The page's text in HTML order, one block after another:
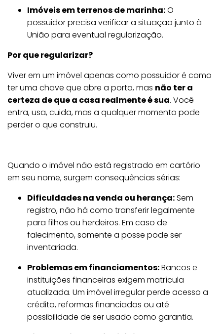
Imóveis em terrenos de marinha:O
possuidor precisa verificar a situação junto à
União para eventual regularização.
Por que regularizar?
Viver em um imóvel apenas como possuidor é como
ter uma chave que abre a porta, mas não ter a
certeza de que a casa realmente é sua. Você
entra, usa, cuida, mas a qualquer momento pode
perder o que construiu.
Quando o imóvel não está registrado em cartório
em seu nome, surgem consequências sérias:
Dificuldades na venda ou herança:Sem
registro, não há como transferir legalmente
para filhos ou herdeiros. Em caso de
falecimento, somente a posse pode ser
inventariada.
Problemas em financiamentos:Bancos e
instituições financeiras exigem matrícula
atualizada. Um imóvel irregular perde acesso a
crédito, reformas financiadas ou até
possibilidade de ser usado como garantia.